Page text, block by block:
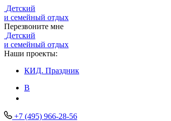
Детский
и семейный отдых
Перезвоните мне
Детский
и семейный отдых
Наши проекты:
КИД. Праздник
В
+7 (495) 966-28-56